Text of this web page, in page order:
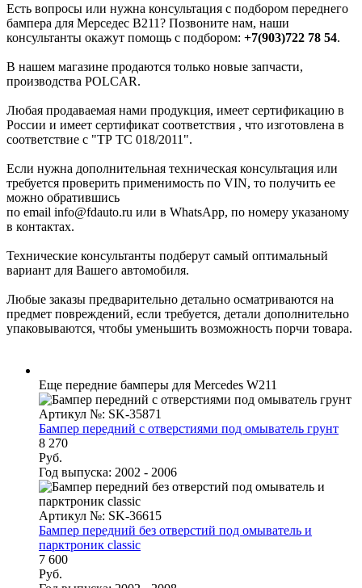
Есть вопросы или нужна консультация с подбором переднего
бампера для Мерседес В211? Позвоните нам, наши
консультанты окажут помощь с подбором: +7(903)722 78 54.
В нашем магазине продаются только новые запчасти,
производства POLCAR.
Любая продаваемая нами продукция, имеет сертификацию в
России и имеет сертификат соответствия , что изготовлена в
соответствие с "ТР ТС 018/2011".
Если нужна дополнительная техническая консультация или
требуется проверить применимость по VIN, то получить ее
можно обратившись
по email info@fdauto.ru или в WhatsApp, по номеру указаному
в контактах.
Технические консультанты подберут самый оптимальный
вариант для Вашего автомобиля.
Любые заказы предварительно детально осматриваются на
предмет повреждений, если требуется, детали дополнительно
упаковываются, чтобы уменьшить возможность порчи товара.
Еще передние бамперы для Mercedes W211
Артикул №: SK-35871
Бампер передний с отверстиями под омыватель грунт
8 270
Руб.
Год выпуска: 2002 - 2006
Артикул №: SK-36615
Бампер передний без отверстий под омыватель и
парктроник classic
7 600
Руб.